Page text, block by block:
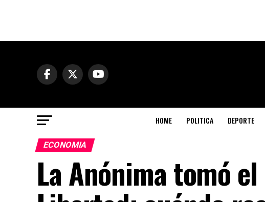
HOME POLITICA DEPORTE
ECONOMIA
La Anónima tomó